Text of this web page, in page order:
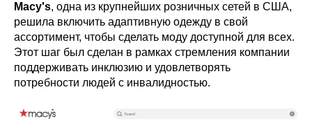
Macy's, одна из крупнейших розничных сетей в США,
решила включить адаптивную одежду в свой
ассортимент, чтобы сделать моду доступной для всех.
Этот шаг был сделан в рамках стремления компании
поддерживать инклюзию и удовлетворять
потребности людей с инвалидностью.